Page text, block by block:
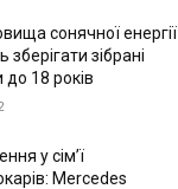
сонячної енергії
зберігати зібрані
до 18 років
у сім’ї
Mercedes